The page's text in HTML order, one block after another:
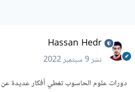
Hassan Hedr
نشر9 سبتمبر 2022
دورات علوم الحاسوب تغطي أفكار عديدة